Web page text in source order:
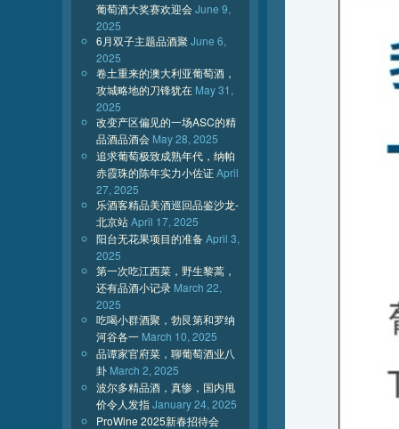
葡萄酒大奖赛欢迎会June 9,
2025
6月双子主题品酒聚 June 6,
2025
卷土重来的澳大利亚葡萄酒，
攻城略地的刀锋犹在 May 31,
2025
改变产区偏见的一场ASC的精
品酒品酒会 May 28, 2025
追求葡萄极致成熟年代，纳帕
赤霞珠的陈年实力小佐证April
27, 2025
乐酒客精品美酒巡回品鉴沙龙-
北京站April 17, 2025
阳台无花果项目的准备April 3,
2025
第一次吃江西菜，野生黎蒿，
还有品酒小记录 March 22,
2025
吃喝小群酒聚，勃艮第和罗纳
河谷各一 March 10, 2025
品谭家官府菜，聊葡萄酒业八
卦 March 2, 2025
波尔多精品酒，真惨，国内甩
价令人发指January 24, 2025
ProWine 2025新春招待会